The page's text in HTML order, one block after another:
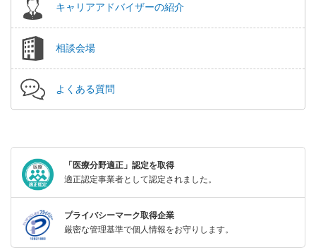
キャリアアドバイザーの紹介
相談会場
よくある質問
「医療分野適正」認定を取得
適正認定事業者として認定されました。
プライバシーマーク取得企業
厳密な管理基準で個人情報をお守りします。